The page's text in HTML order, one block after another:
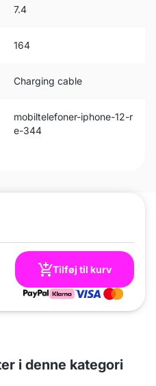
Tilføj til kurv
7.4
164
Charging cable
mobiltelefoner-iphone-12-r
e-344
i denne kategori